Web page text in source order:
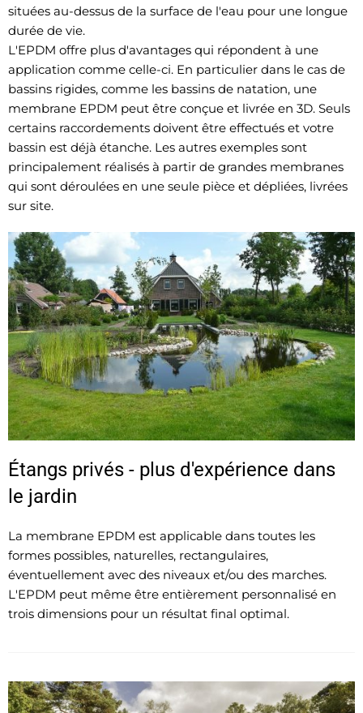
situées au-dessus de la surface de l'eau pour une longue
durée de vie.
L'EPDM offre plus d'avantages qui répondent à une
application comme celle-ci. En particulier dans le cas de
bassins rigides, comme les bassins de natation, une
membrane EPDM peut être conçue et livrée en 3D. Seuls
certains raccordements doivent être effectués et votre
bassin est déjà étanche. Les autres exemples sont
principalement réalisés à partir de grandes membranes
qui sont déroulées en une seule pièce et dépliées, livrées
sur site.
Étangs privés - plus d'expérience dans
le jardin
La membrane EPDM est applicable dans toutes les
formes possibles, naturelles, rectangulaires,
éventuellement avec des niveaux et/ou des marches.
L'EPDM peut même être entièrement personnalisé en
trois dimensions pour un résultat final optimal.